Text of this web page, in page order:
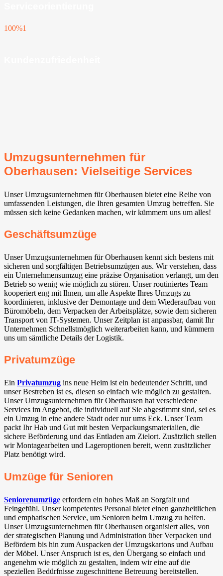
100%1
Umzugsunternehmen für
Oberhausen: Vielseitige Services
Unser Umzugsunternehmen für Oberhausen bietet eine Reihe von
umfassenden Leistungen, die Ihren gesamten Umzug betreffen. Sie
müssen sich keine Gedanken machen, wir kümmern uns um alles!
Geschäftsumzüge
Unser Umzugsunternehmen für Oberhausen kennt sich bestens mit
sicheren und sorgfältigen Betriebsumzügen aus. Wir verstehen, dass
ein Unternehmensumzug eine präzise Organisation verlangt, um den
Betrieb so wenig wie möglich zu stören. Unser routiniertes Team
kooperiert eng mit Ihnen, um alle Aspekte Ihres Umzugs zu
koordinieren, inklusive der Demontage und dem Wiederaufbau von
Büromöbeln, dem Verpacken der Arbeitsplätze, sowie dem sicheren
Transport von IT-Systemen. Unser Zeitplan ist anpassbar, damit Ihr
Unternehmen Schnellstmöglich weiterarbeiten kann, und kümmern
uns um sämtliche Details der Logistik.
Privatumzüge
Ein Privatumzug ins neue Heim ist ein bedeutender Schritt, und
unser Bestreben ist es, diesen so einfach wie möglich zu gestalten.
Unser Umzugsunternehmen für Oberhausen hat verschiedene
Services im Angebot, die individuell auf Sie abgestimmt sind, sei es
ein Umzug in eine andere Stadt oder nur ums Eck. Unser Team
packt Ihr Hab und Gut mit besten Verpackungsmaterialien, die
sichere Beförderung und das Entladen am Zielort. Zusätzlich stellen
wir Montagearbeiten und Lageroptionen bereit, wenn zusätzlicher
Platz benötigt wird.
Umzüge für Senioren
Seniorenumzüge erfordern ein hohes Maß an Sorgfalt und
Feingefühl. Unser kompetentes Personal bietet einen ganzheitlichen
und emphatischen Service, um Senioren beim Umzug zu helfen.
Unser Umzugsunternehmen für Oberhausen organisiert alles, von
der strategischen Planung und Administration über Verpacken und
Befördern bis hin zum Auspacken der Umzugskartons und Aufbau
der Möbel. Unser Anspruch ist es, den Übergang so einfach und
angenehm wie möglich zu gestalten, indem wir eine auf die
speziellen Bedürfnisse zugeschnittene Betreuung bereitstellen.